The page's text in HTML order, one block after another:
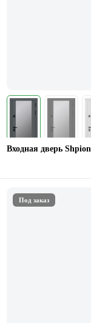
Входная дверь
Под заказ